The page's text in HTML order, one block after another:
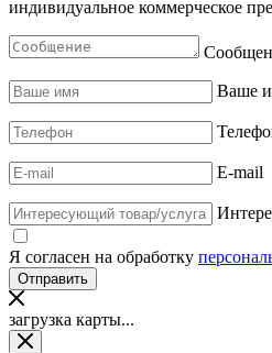
индивидуальное коммерческое
Ваше
E-mail
Я согласен на обработку
загрузка карты...